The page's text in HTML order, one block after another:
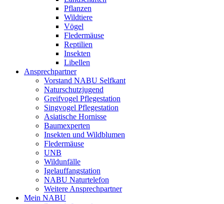
Pflanzen
Wildtiere
Vögel
Fledermäuse
Reptilien
Insekten
Libellen
Ansprechpartner
Vorstand NABU Selfkant
Naturschutzjugend
Greifvogel Pflegestation
Singvogel Pflegestation
Asiatische Hornisse
Baumexperten
Insekten und Wildblumen
Fledermäuse
UNB
Wildunfälle
Igelauffangstation
NABU Naturtelefon
Weitere Ansprechpartner
Mein NABU